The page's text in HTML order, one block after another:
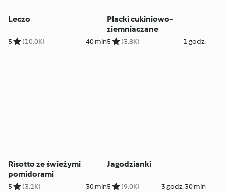
Leczo
5 (10.0K) 40 min
Placki cukiniowo-
ziemniaczane
5 (3.8K) 1 godz.
Risotto ze świeżymi
pomidorami
5 (3.2K) 30 min
Jagodzianki
5 (9.0K) 3 godz. 30 min